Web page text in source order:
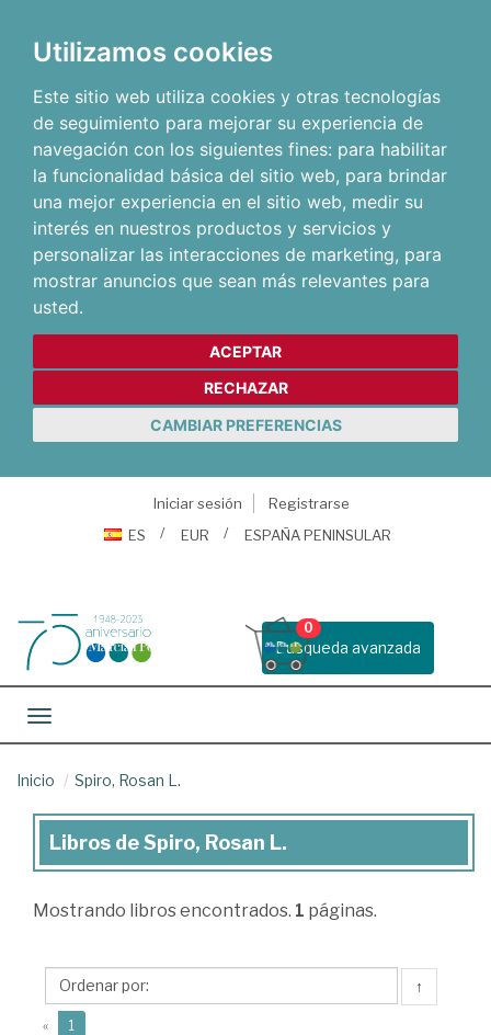
Utilizamos cookies
Este sitio web utiliza cookies y otras tecnologías
de seguimiento para mejorar su experiencia de
navegación con los siguientes fines: para habilitar
la funcionalidad básica del sitio web, para brindar
una mejor experiencia en el sitio web, medir su
interés en nuestros productos y servicios y
personalizar las interacciones de marketing, para
mostrar anuncios que sean más relevantes para
usted.
ACEPTAR
RECHAZAR
CAMBIAR PREFERENCIAS
Iniciar sesión
Registrarse
ES
EUR ESPAÑA PENINSULAR
Busqueda avanzada
0
Toggle navigation
Inicio Spiro, Rosan L.
Libros
Spiro,
Libros de Spiro, Rosan L.
Mostrando libros encontrados. 1 páginas.
↑
« 1